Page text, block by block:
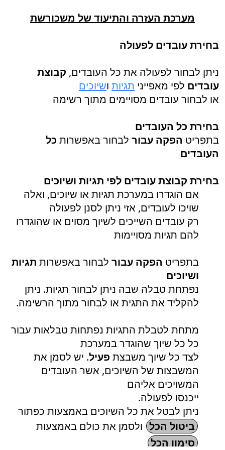
מערכת העזרה והתיעוד של משכורשת
בחירת עובדים לפעולה
ניתן לבחור לפעולה את כל העובדים, קבוצת
עובדים לפי מאפייני תגיות ושיוכים
או לבחור עובדים מסויימים מתוך רשימה
בחירת כל העובדים
בתפריט הפקה עבור לבחור באפשרות כל
העובדים
בחירת קבוצת עובדים לפי תגיות ושיוכים
אם הוגדרו במערכת תגיות או שיוכים, ואלה
שויכו לעובדים, אזי ניתן לסנן לפעולה
רק עובדים השייכים לשיוך מסוים או שהוגדרו
להם תגיות מסויימות
בתפריט הפקה עבור לבחור באפשרות תגיות
ושיוכים
נפתחת טבלה שבה ניתן לבחור תגיות. ניתן
להקליד את התגית או לבחור מתוך הרשימה.
מתחת לטבלת התגיות נפתחות טבלאות עבור
כל כל שיוך שהוגדר במערכת
לצד כל שיוך משבצת פעיל. יש לסמן את
המשבצות של השיוכים, אשר העובדים
המשויכים אליהם
ייכנסו לפעולה.
ניתן לבטל את כל השיוכים באמצעות כפתור
ביטול הכל ולסמן את כולם באמצעות
סימון הכל